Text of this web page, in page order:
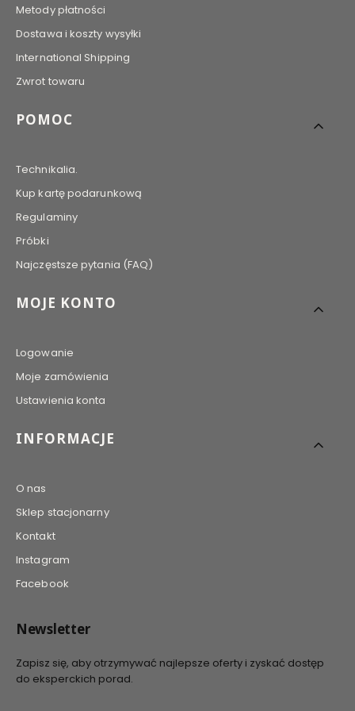
Metody płatności
Dostawa i koszty wysyłki
International Shipping
Zwrot towaru
POMOC
Technikalia.
Kup kartę podarunkową
Regulaminy
Próbki
Najczęstsze pytania (FAQ)
MOJE KONTO
Logowanie
Moje zamówienia
Ustawienia konta
INFORMACJE
O nas
Sklep stacjonarny
Kontakt
Instagram
Facebook
Newsletter
Zapisz się, aby otrzymywać najlepsze oferty i zyskać dostęp
do eksperckich porad.